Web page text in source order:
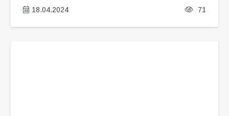
18.04.2024 71